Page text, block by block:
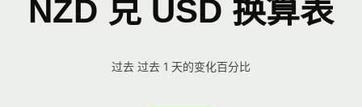
NZD 兑 USD 换算表
过去 过去 1 天的变化百分比